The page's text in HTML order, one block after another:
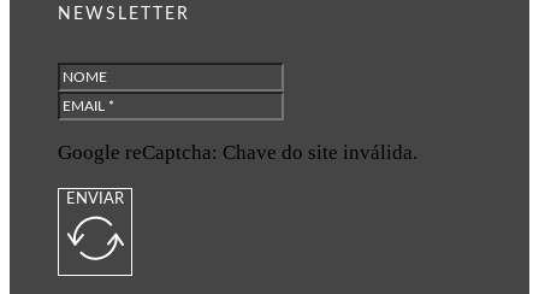
NEWSLETTER
Google reCaptcha: Chave do site inválida.
ENVIAR